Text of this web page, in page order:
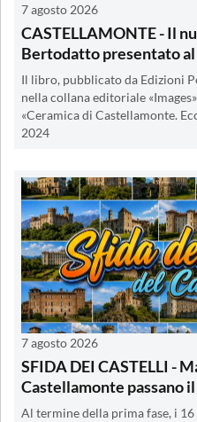
7 agosto 2026
CASTELLAMONTE - Il
Bertodatto presentato
Il libro, pubblicato da Edizioni
nella collana editoriale
«Ceramica di Castellamonte.
2024
7 agosto 2026
SFIDA DEI CASTELLI -
Castellamonte passano
Al termine della prima fase, i